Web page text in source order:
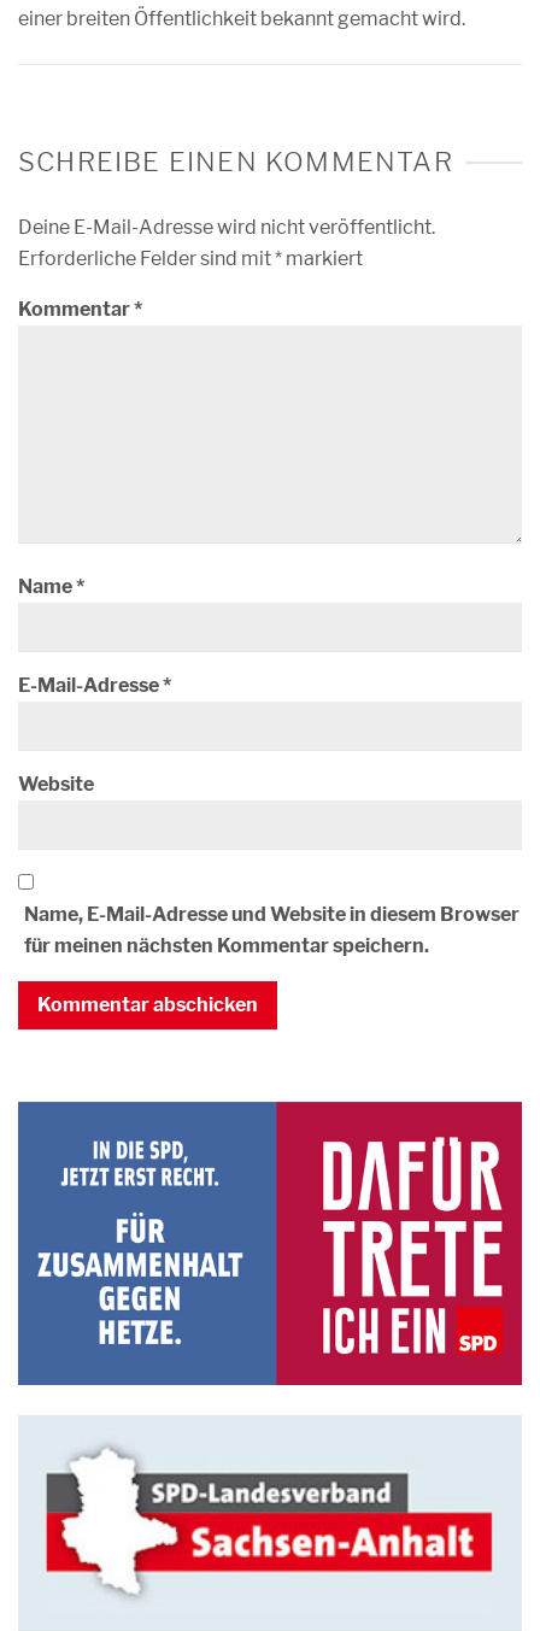
einer breiten Öffentlichkeit bekannt gemacht wird.
SCHREIBE EINEN KOMMENTAR
Deine E-Mail-Adresse wird nicht veröffentlicht.
Erforderliche Felder sind mit* markiert
Kommentar*
Name*
E-Mail-Adresse*
Website
Name, E-Mail-Adresse und Website in diesem Browser
für meinen nächsten Kommentar speichern.